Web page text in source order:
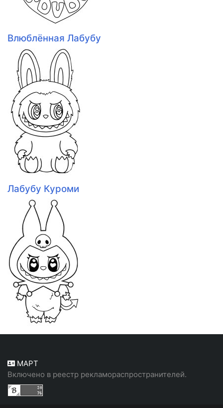
Влюблённая Лабубу
Лабубу Куроми
МАРТ
Включено в реестр рекламораспространителей.